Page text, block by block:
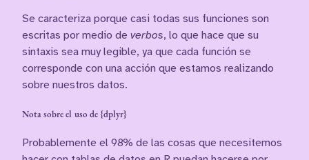
Se caracteriza porque casi todas sus funciones son
escritas por medio de verbos, lo que hace que su
sintaxis sea muy legible, ya que cada función se
corresponde con una acción que estamos realizando
sobre nuestros datos.
Nota sobre el uso de {dplyr}
Probablemente el 98% de las cosas que necesitemos